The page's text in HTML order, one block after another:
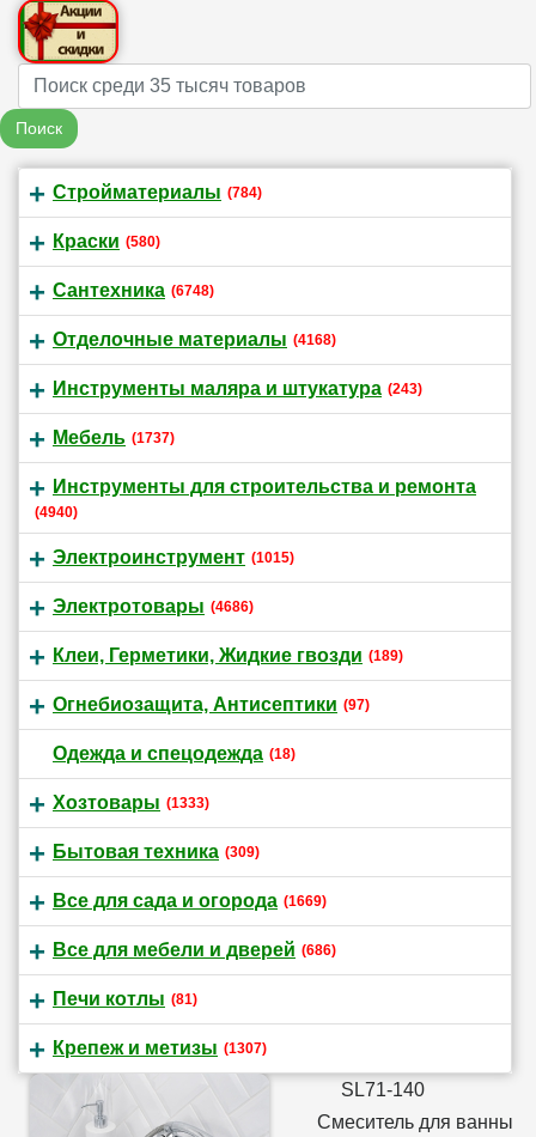
Name
Поиск
Стройматериалы (784)
Краски (580)
Сантехника (6748)
Отделочные материалы (4168)
Инструменты маляра и штукатура (243)
Мебель (1737)
Инструменты для строительства и ремонта
(4940)
Электроинструмент (1015)
Электротовары (4686)
Клеи, Герметики, Жидкие гвозди (189)
Огнебиозащита, Антисептики (97)
Одежда и спецодежда (18)
Хозтовары (1333)
Бытовая техника (309)
Все для сада и огорода (1669)
Все для мебели и дверей (686)
Печи котлы (81)
Крепеж и метизы (1307)
SL71-140
Смеситель для ванны